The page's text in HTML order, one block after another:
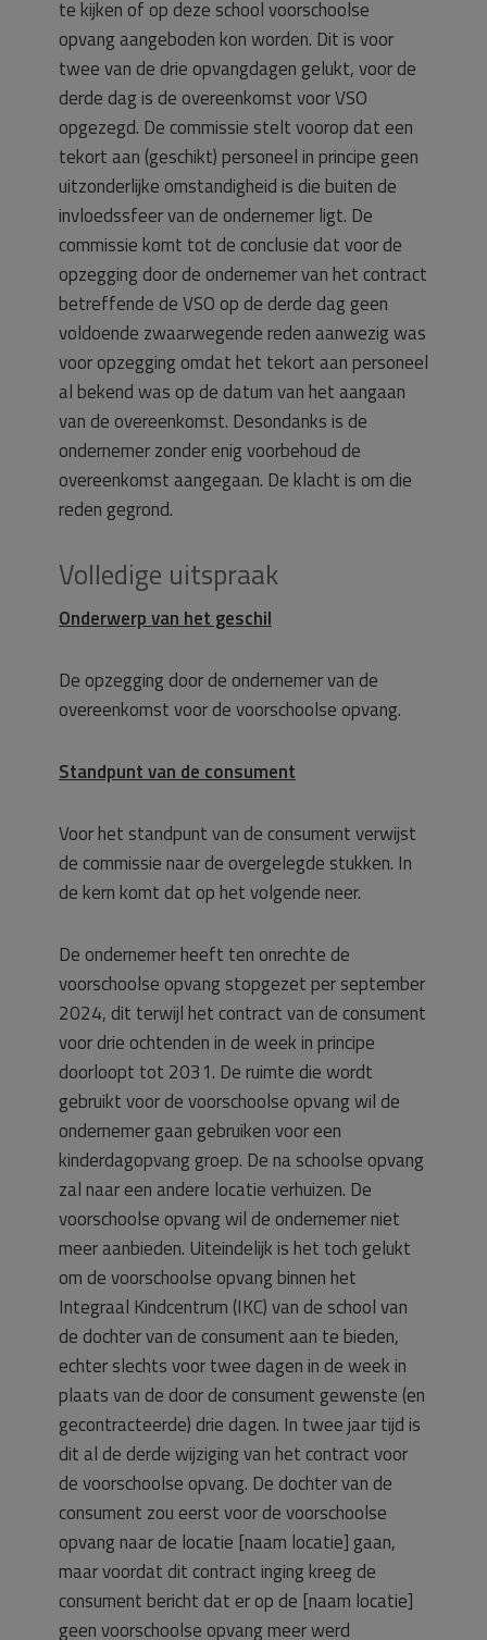
te kijken of op deze school voorschoolse
opvang aangeboden kon worden. Dit is voor
twee van de drie opvangdagen gelukt, voor de
derde dag is de overeenkomst voor VSO
opgezegd. De commissie stelt voorop dat een
tekort aan (geschikt) personeel in principe geen
uitzonderlijke omstandigheid is die buiten de
invloedssfeer van de ondernemer ligt. De
commissie komt tot de conclusie dat voor de
opzegging door de ondernemer van het contract
betreffende de VSO op de derde dag geen
voldoende zwaarwegende reden aanwezig was
voor opzegging omdat het tekort aan personeel
al bekend was op de datum van het aangaan
van de overeenkomst. Desondanks is de
ondernemer zonder enig voorbehoud de
overeenkomst aangegaan. De klacht is om die
reden gegrond.
Volledige uitspraak
Onderwerp van het geschil
De opzegging door de ondernemer van de
overeenkomst voor de voorschoolse opvang.
Standpunt van de consument
Voor het standpunt van de consument verwijst
de commissie naar de overgelegde stukken. In
de kern komt dat op het volgende neer.
De ondernemer heeft ten onrechte de
voorschoolse opvang stopgezet per september
2024, dit terwijl het contract van de consument
voor drie ochtenden in de week in principe
doorloopt tot 2031. De ruimte die wordt
gebruikt voor de voorschoolse opvang wil de
ondernemer gaan gebruiken voor een
kinderdagopvang groep. De na schoolse opvang
zal naar een andere locatie verhuizen. De
voorschoolse opvang wil de ondernemer niet
meer aanbieden. Uiteindelijk is het toch gelukt
om de voorschoolse opvang binnen het
Integraal Kindcentrum (IKC) van de school van
de dochter van de consument aan te bieden,
echter slechts voor twee dagen in de week in
plaats van de door de consument gewenste (en
gecontracteerde) drie dagen. In twee jaar tijd is
dit al de derde wijziging van het contract voor
de voorschoolse opvang. De dochter van de
consument zou eerst voor de voorschoolse
opvang naar de locatie [naam locatie] gaan,
maar voordat dit contract inging kreeg de
consument bericht dat er op de [naam locatie]
geen voorschoolse opvang meer werd